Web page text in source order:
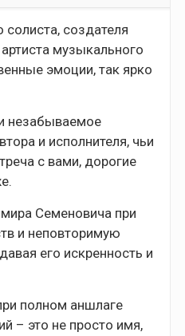
солиста, создателя
музыкального
эмоции, так ярко
незабываемое
и исполнителя, чьи
с вами, дорогие
Семеновича при
и неповторимую
его искренность и
полном аншлаге
– это не просто имя,